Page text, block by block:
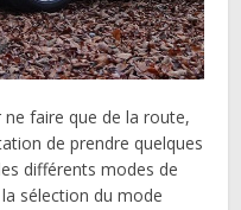
faire que de la route,
de prendre quelques
différents modes de
sélection du mode